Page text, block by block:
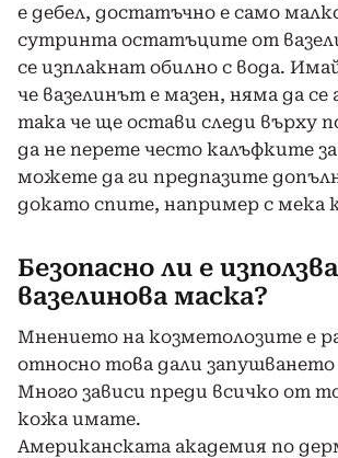
е дебел, достатъчно е само
сутринта остатъците от
се изплакнат обилно с вода.
че вазелинът е мазен, няма да се
така че ще остави следи върху
да не перете често калъфките
можете да ги предпазите
докато спите, например с мека
Безопасно ли е
вазелинова маска?
Мнението на козметолозите е
относно това дали запушването
Много зависи преди всичко от
кожа имате.
Американската академия по